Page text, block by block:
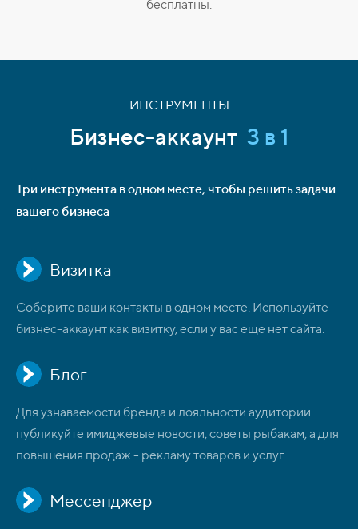
бесплатны.
ИНСТРУМЕНТЫ
Бизнес-аккаунт 3 в 1
Три инструмента в одном месте, чтобы решить задачи
вашего бизнеса
Визитка
Соберите ваши контакты в одном месте. Используйте
бизнес-аккаунт как визитку, если у вас еще нет сайта.
Блог
Для узнаваемости бренда и лояльности аудитории
публикуйте имиджевые новости, советы рыбакам, а для
повышения продаж - рекламу товаров и услуг.
Мессенджер